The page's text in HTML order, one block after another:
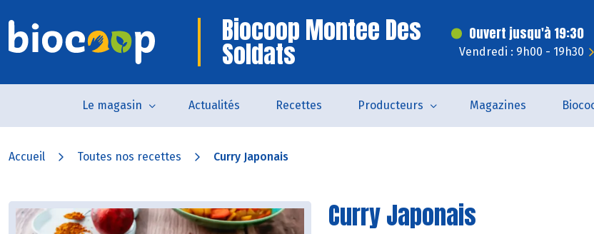
Biocoop Montee Des
Soldats
Ouvert jusqu'à 19:30
Vendredi : 9h00 - 19h30
Le magasin Actualités Recettes Producteurs Magazines
Accueil Toutes nos recettes Curry Japonais
Curry Japonais